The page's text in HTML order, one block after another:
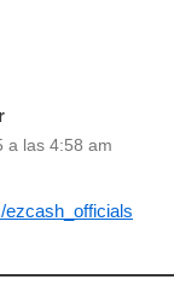
a las 4:58 am
ezcash_officials